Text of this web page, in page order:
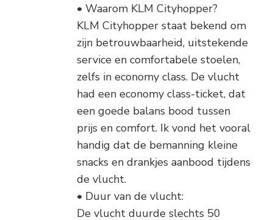
• Waarom KLM Cityhopper?
KLM Cityhopper staat bekend om
zijn betrouwbaarheid, uitstekende
service en comfortabele stoelen,
zelfs in economy class. De vlucht
had een economy class-ticket, dat
een goede balans bood tussen
prijs en comfort. Ik vond het vooral
handig dat de bemanning kleine
snacks en drankjes aanbood tijdens
de vlucht.
• Duur van de vlucht:
De vlucht duurde slechts 50